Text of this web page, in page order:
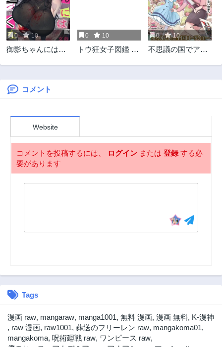
0 10
御影ちゃんには、
～
0 10
トウ狂女子図鑑 ～
0 10
不思議の国でアリ
コメント
Website
コメントを投稿するには、 ログイン または 登録する必
要があります
Tags
漫画 raw, mangaraw, manga1001, 無料 漫画, 漫画 無料, K-漫神
, raw 漫画, raw1001, 葬送のフリーレン raw, mangakoma01,
mangakoma, 呪術廻戦 raw, ワンピース raw,